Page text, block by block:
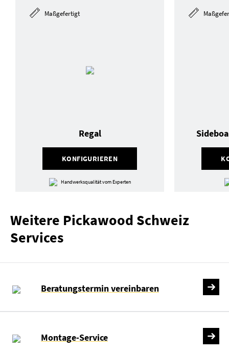
Maßgefertigt
KONFIGURIEREN
Regal
Handwerksqualität vom Experten
Weitere Pickawood Schweiz
Services
Beratungstermin vereinbaren
Montage-Service